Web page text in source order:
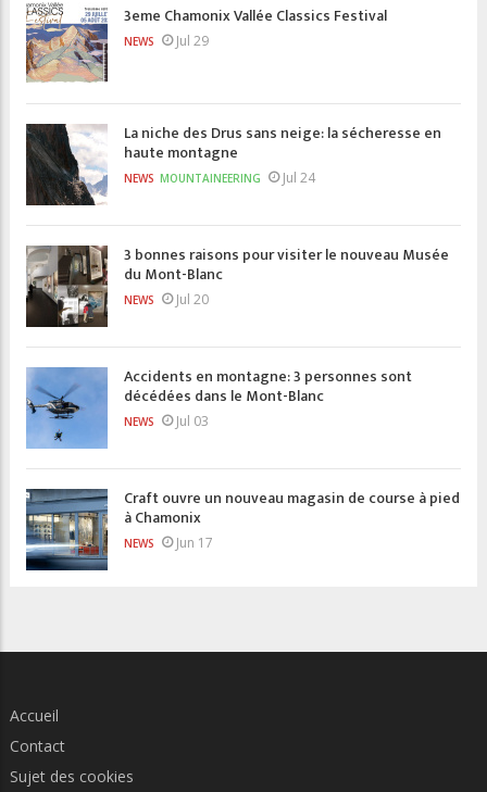
3eme Chamonix Vallée Classics Festival
NEWS Jul 29
La niche des Drus sans neige: la sécheresse en
haute montagne
NEWS MOUNTAINEERING Jul 24
3 bonnes raisons pour visiter le nouveau Musée
du Mont-Blanc
NEWS Jul 20
Accidents en montagne: 3 personnes sont
décédées dans le Mont-Blanc
NEWS Jul 03
Craft ouvre un nouveau magasin de course à pied
à Chamonix
NEWS Jun 17
Accueil
Contact
Sujet des cookies